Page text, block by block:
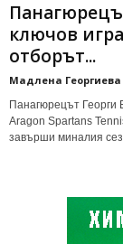
ключов
отборът...
Мадлена Георгиева
Панагюрецът Георги
Aragon Spartans
завърши миналия